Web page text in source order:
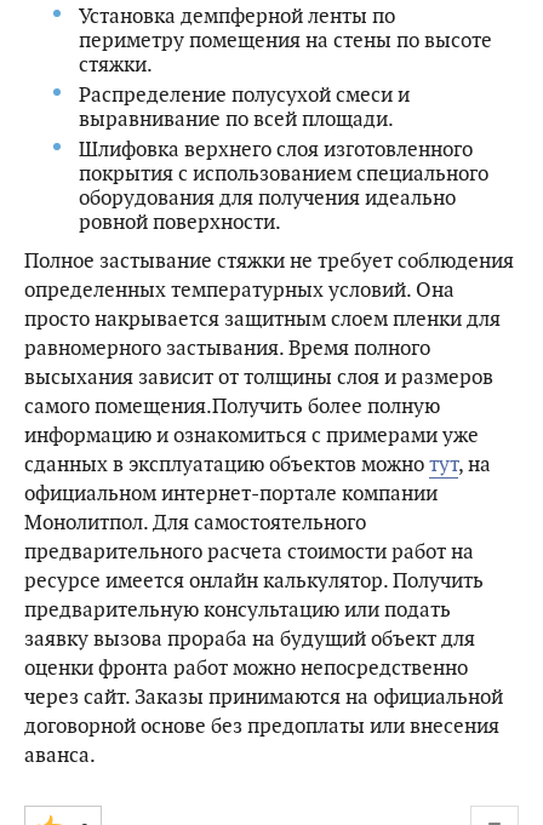
Установка демпферной ленты по
периметру помещения на стены по высоте
стяжки.
Распределение полусухой смеси и
выравнивание по всей площади.
Шлифовка верхнего слоя изготовленного
покрытия с использованием специального
оборудования для получения идеально
ровной поверхности.
Полное застывание стяжки не требует соблюдения
определенных температурных условий. Она
просто накрывается защитным слоем пленки для
равномерного застывания. Время полного
высыхания зависит от толщины слоя и размеров
самого помещения.Получить более полную
информацию и ознакомиться с примерами уже
сданных в эксплуатацию объектов можнотут, на
официальном интернет-портале компании
Монолитпол. Для самостоятельного
предварительного расчета стоимости работ на
ресурсе имеется онлайн калькулятор. Получить
предварительную консультацию или подать
заявку вызова прораба на будущий объект для
оценки фронта работ можно непосредственно
через сайт. Заказы принимаются на официальной
договорной основе без предоплаты или внесения
аванса.